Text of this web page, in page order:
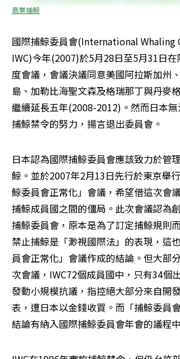
商業捕鯨
國際捕鯨委員會(International Whaling
IWC)今年(2007)於5月28日至5月31日
度會議，會議決議同意美國阿拉斯加州
島、加勒比海聖文森及格瑞那丁與丹麥
繼續延長五年(2008-2012)。然而日本
捕鯨禁令的努力，揚言退出委員會。
日本認為國際捕鯨委員會應該致力於管
鯨。並於2007年2月13日先行於東京舉
鯨委員會正常化」會議，希望借這次會
捕鯨成員國之間的僵局。此次會議認為
捕鯨委員會，原本是為了訂定捕鯨規則
禁止捕鯨是「渺視國際法」的表現，這
員會正常化」會議作成的結論。但大部
次會議，IWC72個成員國中，只有34個
發動小規模抗議，指控絕大部分來自開
表，遭日本以金錢收買。而「捕鯨委員
結論有納入國際捕鯨委員會年會的議程